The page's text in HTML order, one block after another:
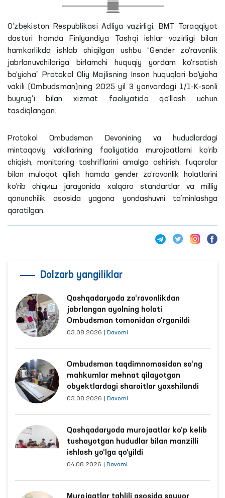
O‘zbekiston Respublikasi Adliya vazirligi, BMT Taraqqiyot
dasturi hamda Finlyandiya Tashqi ishlar vazirligi bilan
hamkorlikda ishlab chiqilgan ushbu “Gender zo‘ravonlik
jabrlanuvchilariga birlamchi huquqiy yordam ko‘rsatish
bo‘yicha” Protokol Oliy Majlisning Inson huquqlari bo‘yicha
vakili (Ombudsman)ning 2025 yil 3 yanvardagi 1/1-K-sonli
buyrug‘i bilan xizmat faoliyatida qo‘llash uchun
tasdiqlangan.
Protokol Ombudsman Devonining va hududlardagi
mintaqaviy vakillarining faoliyatida murojaatlarni ko‘rib
chiqish, monitoring tashriflarini amalga oshirish, fuqarolar
bilan muloqot qilish hamda gender zo‘ravonlik holatlarini
ko‘rib chiqиш jarayonida xalqaro standartlar va milliy
qonunchilik asosida yagona yondashuvni ta’minlashga
qaratilgan.
Dolzarb yangiliklar
Qashqadaryoda zo‘ravonlikdan
jabrlangan ayolning holati
Ombudsman tomonidan o‘rganildi
03.08.2026 Davomi
Ombudsman taqdimnomasidan so‘ng
mahkumlar mehnat qilayotgan
obyektlardagi sharoitlar yaxshilandi
03.08.2026 Davomi
Qashqadaryoda murojaatlar ko‘p kelib
tushayotgan hududlar bilan manzilli
ishlash yo‘lga qo‘yildi
04.08.2026 Davomi